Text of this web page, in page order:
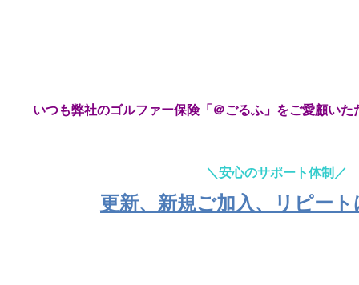
いつも弊社のゴルファー保険「＠ごるふ」をご愛顧い
＼安心のサポート体制／
更新、新規ご加入、リピー